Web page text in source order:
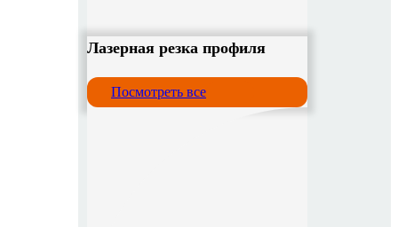
Лазерная резка профиля
Посмотреть все